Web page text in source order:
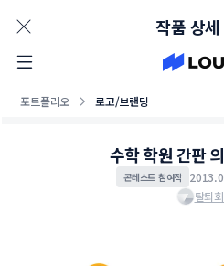
포트폴리오 로고/브랜딩
작품 상
수학 학원 간판
콘테스트 참여작
탈퇴